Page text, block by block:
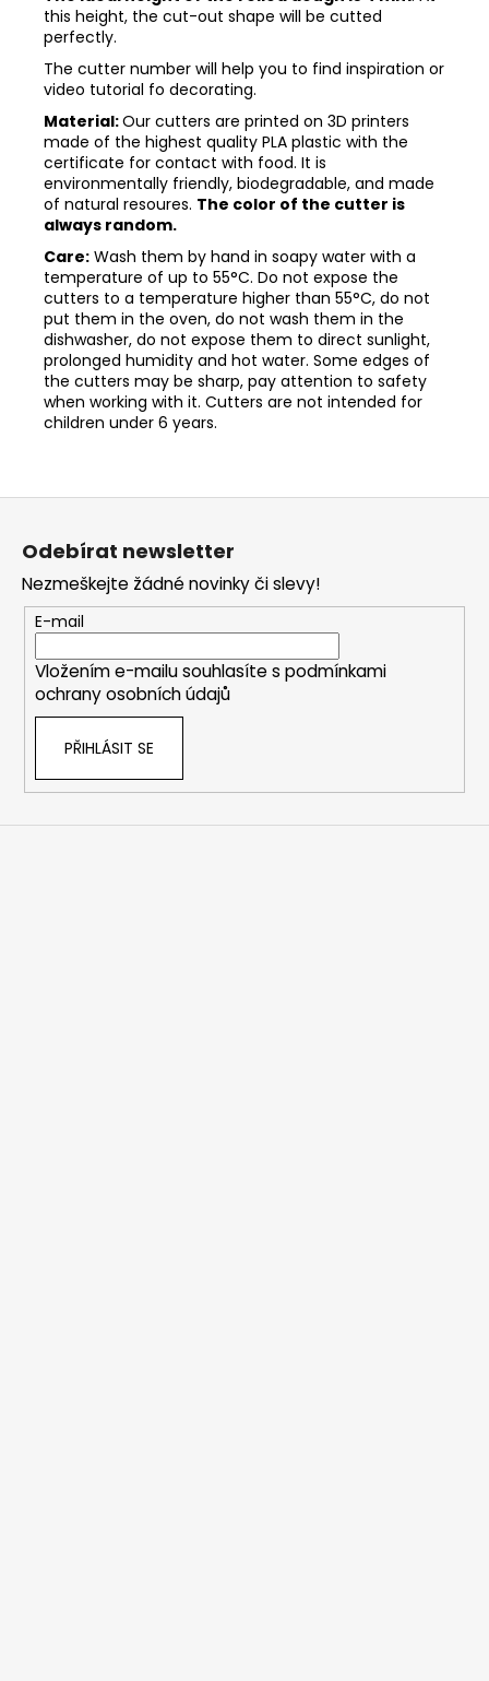
this height, the cut-out shape will be cutted
perfectly.
The cutter number will help you to find inspiration or
video tutorial fo decorating.
Material:Our cutters are printed on 3D printers
made of the highest quality PLA plastic with the
certificate for contact with food. It is
environmentally friendly, biodegradable, and made
of natural resoures. The color of the cutter is
always random.
Care: Wash them by hand in soapy water with a
temperature of up to 55°C. Do not expose the
cutters to a temperature higher than 55°C, do not
put them in the oven, do not wash them in the
dishwasher, do not expose them to direct sunlight,
prolonged humidity and hot water. Some edges of
the cutters may be sharp, pay attention to safety
when working with it. Cutters are not intended for
children under 6 years.
Z
Odebírat newsletter
Nezmeškejte žádné novinky či slevy!
E-mail
Vložením e-mailu souhlasíte s podmínkami
ochrany osobních údajů
PŘIHLÁSIT SE